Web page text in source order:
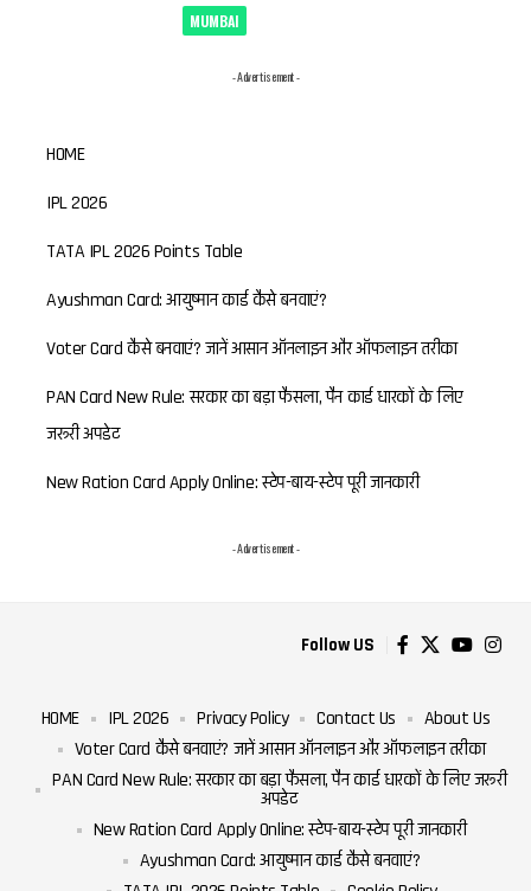
MUMBAI
- Advertisement -
HOME
IPL 2026
TATA IPL 2026 Points Table
Ayushman Card: आयुष्मान कार्ड कैसे बनवाएं?
Voter Card कैसे बनवाएं? जानें आसान ऑनलाइन और ऑफलाइन तरीका
PAN Card New Rule: सरकार का बड़ा फैसला, पैन कार्ड धारकों के लिए
जरूरी अपडेट
New Ration Card Apply Online: स्टेप-बाय-स्टेप पूरी जानकारी
- Advertisement -
Follow US
HOME IPL 2026 Privacy Policy Contact Us
About Us
Voter Card कैसे बनवाएं? जानें आसान ऑनलाइन और ऑफलाइन तरीका
PAN Card New Rule: सरकार का बड़ा फैसला, पैन कार्ड धारकों के लिए जरूरी
अपडेट
New Ration Card Apply Online: स्टेप-बाय-स्टेप पूरी जानकारी
Ayushman Card: आयुष्मान कार्ड कैसे बनवाएं?